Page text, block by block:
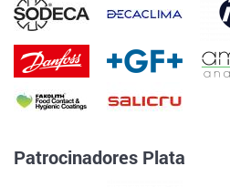
Patrocinadores Plata